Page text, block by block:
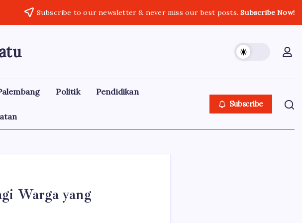
Subscribe to our newsletter & never miss our best posts.Subscribe Now!
Politik Pendidikan
Subscribe
Warga yang